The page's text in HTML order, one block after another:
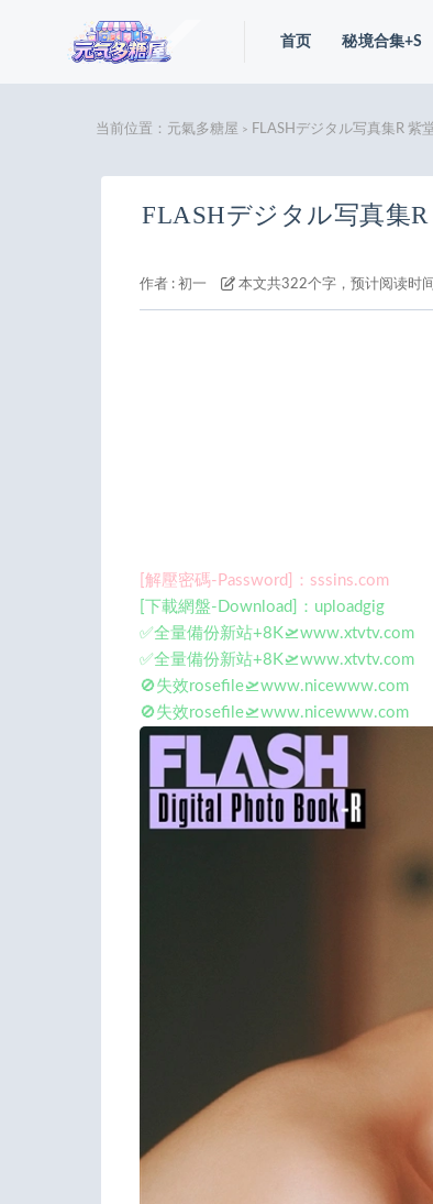
首页 秘境合集+S
当前位置： 元氣多糖屋 > FLASHデジタル写真集R 紫
FLASHデジタル写真集
作者 : 初一 本文共322个字，预计阅读时
[解壓密碼-Password]：sssins.com
[下載網盤-Download]：uploadgig
✅全量備份新站+8K🛫www.xtvtv.com
✅全量備份新站+8K🛫www.xtvtv.com
🚫失效rosefile🛫www.nicewww.com
🚫失效rosefile🛫www.nicewww.com